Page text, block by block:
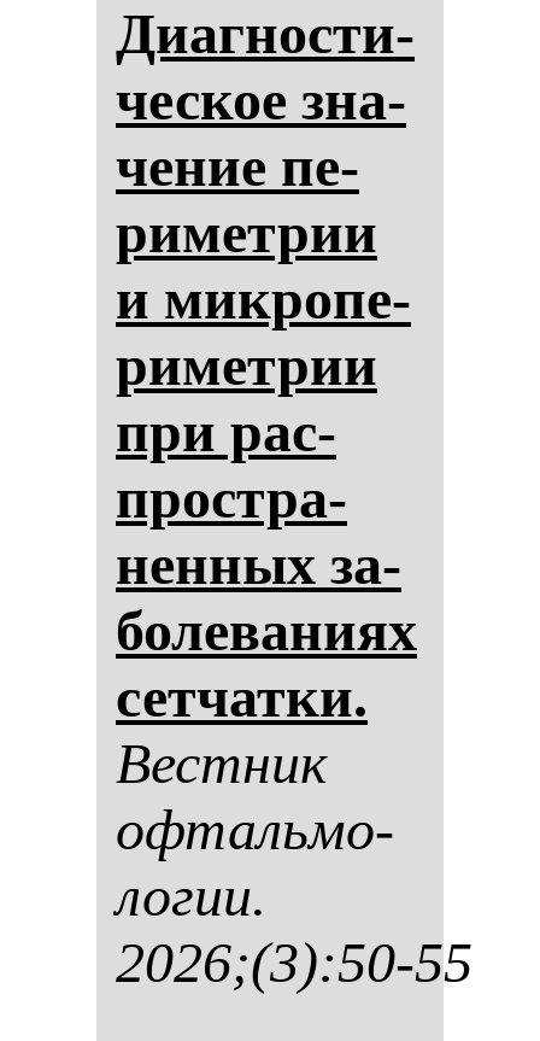
Диаг­нос­ти­
чес­кое зна­
че­ние пе­
ри­мет­рии
и мик­ро­пе­
ри­мет­рии
при рас­
простра­
нен­ных за­
бо­ле­ва­ни­ях
сет­чат­ки.
Вес­тник
оф­таль­мо­
ло­гии.
2026;(3):50-55